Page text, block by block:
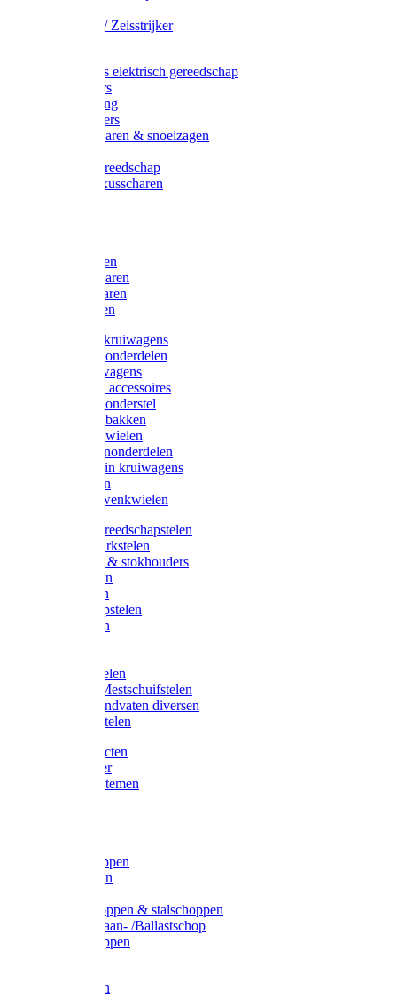
Wetstenen / Zeisstrijker
Accessoires elektrisch gereedschap
Grasmaaiers
Tuinreiniging
Robotmaaiers
Heggenscharen & snoeizagen
Klussen gereedschap
Gras & buxusscharen
Snoeischaren
Heggenscharen
Takkenscharen
Snoeimessen
Landbouwkruiwagens
Kruiwagenonderdelen
Bouwkruiwagens
Kruiwagen accessoires
Kruiwagenonderstel
Kruiwagenbakken
Kruiwagenwielen
Steekwagenonderdelen
Huis en Tuin kruiwagens
Steekwagen
Bok- en Zwenkwielen
Overige gereedschapstelen
Bezem-/Harkstelen
Handvaten & stokhouders
Hamerstelen
Spadestelen
Graanschopstelen
Schopstelen
Gardena stelen
Sneeuw- /Mestschuifstelen
Stelen / Handvaten diversen
Telescoopstelen
Tuin producten
Fruitplukker
Ophangsystemen
Betonschoppen
Schepbatsen
Ballastschoppen & stalschoppen
Slijtsrip Graan- /Ballastschop
Graanschoppen
Hooivorken